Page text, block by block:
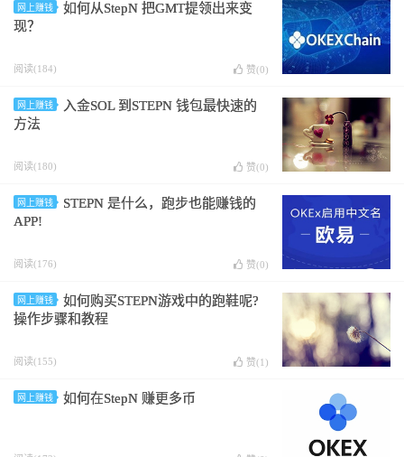
网上赚钱
如何从StepN 把GMT提领出来变
现？
阅读(184) 赞(0)
网上赚钱
入金SOL 到STEPN 钱包最快速的
方法
阅读(180) 赞(0)
网上赚钱
STEPN 是什么，跑步也能赚钱的
APP!
阅读(176) 赞(0)
网上赚钱
如何购买STEPN游戏中的跑鞋呢?
操作步骤和教程
阅读(155) 赞(1 )
网上赚钱 如何在StepN 赚更多币